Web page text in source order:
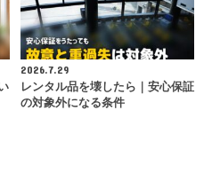
2026.7.29
レンタル品を壊したら｜安心保証
の対象外になる条件